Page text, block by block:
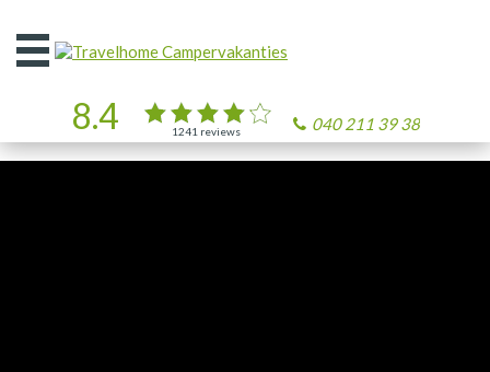
Open
het
040 211 39 38
1241 reviews
8.4